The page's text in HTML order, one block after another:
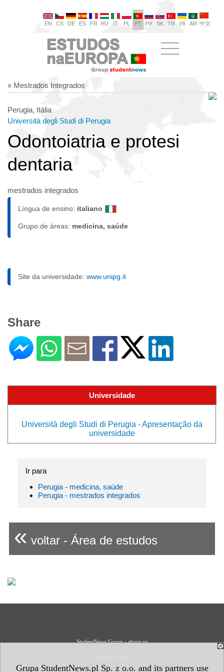
Grupa StudentNews.pl Sp. z o.o. and its partners use
EN CS DE ES FR HU IT PL PT РУ SK TR УК AR 中文
« Mestrados Integrados
Perugia, Itália
Università degli Studi di Perugia
Odontoiatria e protesi
dentaria
mestrados integrados
Língua de ensino: italiano
Grupo de áreas: medicina, saúde
Site da universidade: www.unipg.it
Share
Universidade
Università degli Studi di Perugia - Apresentação da
universidade
Ir para
Perugia - medicina, saúde
Perugia - mestrados integrados
« voltar - Área de estudos
StudentNews Group - about us